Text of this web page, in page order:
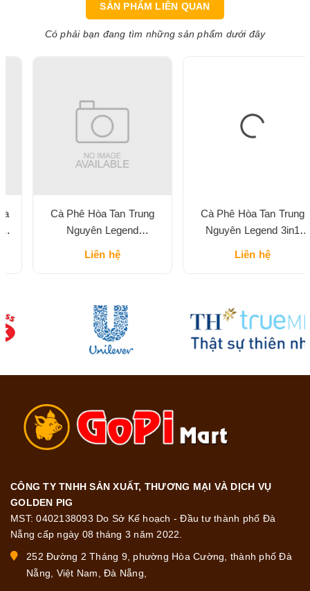
SẢN PHẨM LIÊN QUAN
Có phải bạn đang tìm những sản phẩm dưới đây
Cà Phê Hòa Tan Trung
Nguyên Legend
Liên hệ
Cà Phê Hòa Tan Trung
Nguyên Legend 3in1
Liên hệ
CÔNG TY TNHH SẢN XUẤT, THƯƠNG MẠI VÀ DỊCH VỤ
GOLDEN PIG
MST: 0402138093 Do Sở Kế hoạch - Đầu tư thành phố Đà
Nẵng cấp ngày 08 tháng 3 năm 2022.
252 Đường 2 Tháng 9, phường Hòa Cường, thành phố Đà
Nẵng, Việt Nam, Đà Nẵng,